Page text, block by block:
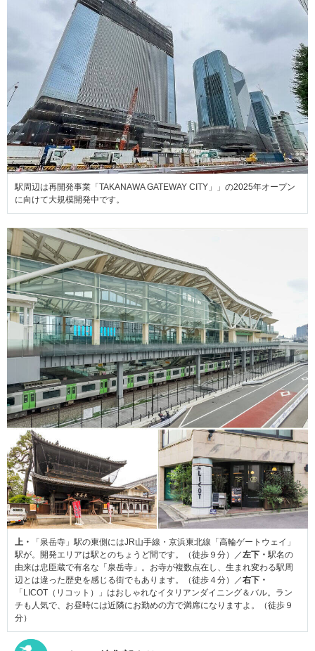
駅周辺は再開発事業「TAKANAWA GATEWAY CITY」」の2025年オープン
に向けて大規模開発中です。
上・
「泉岳寺」駅の東側にはJR山手線・京浜東北線「高輪ゲートウェイ」
駅が。開発エリアは駅とのちょうど間です。（徒歩９分）／左下・駅名の
由来は忠臣蔵で有名な「泉岳寺」。お寺が複数点在し、生まれ変わる駅周
辺とは違った歴史を感じる街でもあります。（徒歩４分）／右下・
「LICOT（リコット）」はおしゃれなイタリアンダイニング＆バル。ラン
チも人気で、お昼時には近隣にお勤めの方で満席になりますよ。（徒歩９
分）